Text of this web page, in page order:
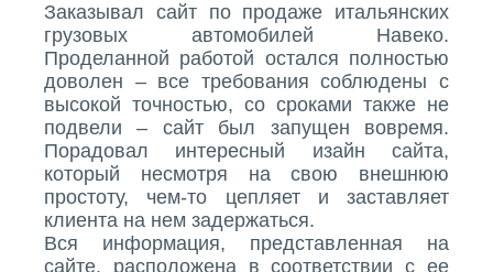
Заказывал сайт по продаже итальянских
грузовых автомобилей Навеко.
Проделанной работой остался полностью
доволен – все требования соблюдены с
высокой точностью, со сроками также не
подвели – сайт был запущен вовремя.
Порадовал интересный изайн сайта,
который несмотря на свою внешнюю
простоту, чем-то цепляет и заставляет
клиента на нем задержаться.
Вся информация, представленная на
сайте, расположена в соответствии с ее